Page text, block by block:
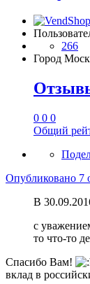
266
Город
0 0 0
Общий
Опубликовано 7
В
с
то что-то
Спасибо Вам!
вклад в